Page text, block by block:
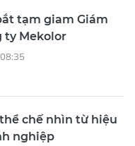
tạm giam Giám
ty Mekolor
chế nhìn từ hiệu
nghiệp